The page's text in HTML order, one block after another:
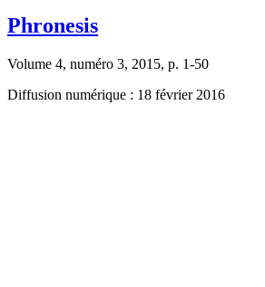
Phronesis
Volume 4, numéro 3, 2015, p. 1-50
Diffusion numérique : 18 février 2016